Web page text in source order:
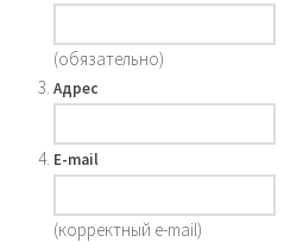
(обязательно)
Адрес
E-mail
(корректный e-mail)